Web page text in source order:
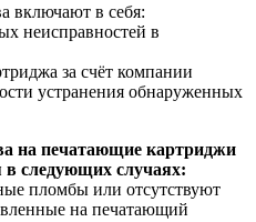
включают в себя:
неисправностей в
за счёт компании
устранения обнаруженных
на печатающие картриджи
в следующих случаях:
пломбы или отсутствуют
на печатающий